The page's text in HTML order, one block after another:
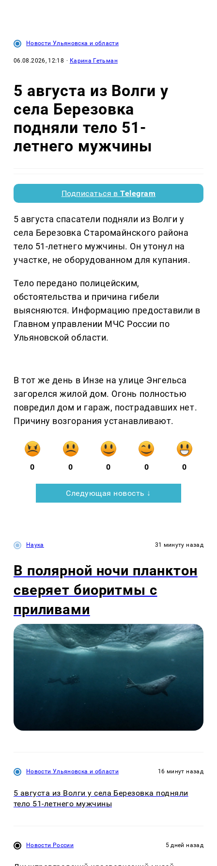
Новости Ульяновска и области
06.08.2026, 12:18 · Карина Гетьман
5 августа из Волги у
села Березовка
подняли тело 51-
летнего мужчины
Подписаться вTelegram
5 августа спасатели подняли из Волги у
села Березовка Старомайнского района
тело 51-летнего мужчины. Он утонул на
участке, не оборудованном для купания.
Тело передано полицейским,
обстоятельства и причина гибели
выясняются. Информацию предоставили в
Главном управлении МЧС России по
Ульяновской области.
В тот же день в Инзе на улице Энгельса
загорелся жилой дом. Огонь полностью
повредил дом и гараж, пострадавших нет.
Причину возгорания устанавливают.
0 0 0 0 0
Следующая новость ↓
Наука 31 минуту назад
В полярной ночи планктон
сверяет биоритмы с
приливами
Новости Ульяновска и области 16 минут назад
5 августа из Волги у села Березовка подняли
тело 51-летнего мужчины
Новости России 5 дней назад